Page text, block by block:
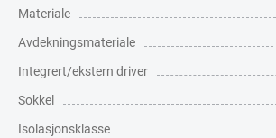
Materiale
Avdekningsmateriale
Integrert/ekstern driver
Sokkel
Isolasjonsklasse